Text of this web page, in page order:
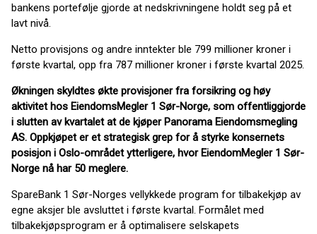
bankens portefølje gjorde at nedskrivningene holdt seg på et
lavt nivå.
Netto provisjons og andre inntekter ble 799 millioner kroner i
første kvartal, opp fra 787 millioner kroner i første kvartal 2025.
Økningen skyldtes økte provisjoner fra forsikring og høy
aktivitet hos EiendomsMegler 1 Sør-Norge, som offentliggjorde
i slutten av kvartalet at de kjøper Panorama Eiendomsmegling
AS. Oppkjøpet er et strategisk grep for å styrke konsernets
posisjon i Oslo-området ytterligere, hvor EiendomMegler 1 Sør-
Norge nå har 50 meglere.
SpareBank 1 Sør-Norges vellykkede program for tilbakekjøp av
egne aksjer ble avsluttet i første kvartal. Formålet med
tilbakekjøpsprogram er å optimalisere selskapets